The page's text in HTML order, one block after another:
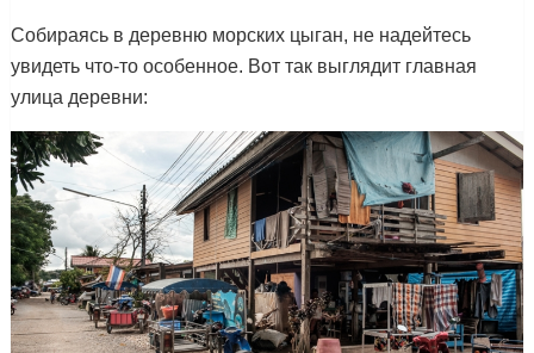
Собираясь в деревню морских цыган, не надейтесь
увидеть что-то особенное. Вот так выглядит главная
улица деревни: